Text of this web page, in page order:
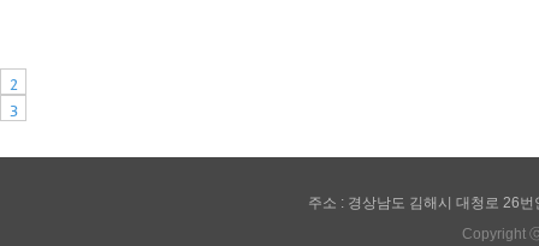
2
3
주소 : 경상남도 김해시 대청로 26
Copyright